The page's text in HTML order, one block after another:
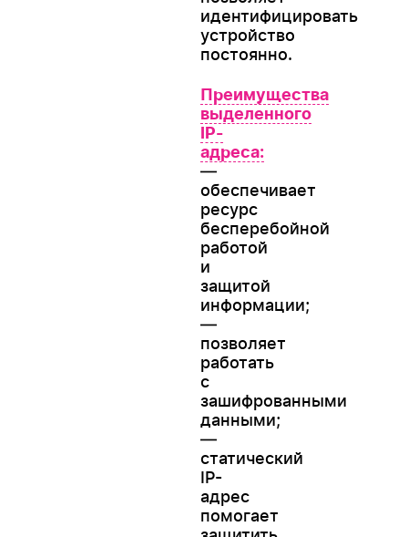
идентифицировать
устройство
постоянно.
Преимущества
выделенного
IP-
адреса:
—
обеспечивает
ресурс
бесперебойной
работой
и
защитой
информации;
—
позволяет
работать
с
зашифрованными
данными;
—
статический
IP-
адрес
помогает